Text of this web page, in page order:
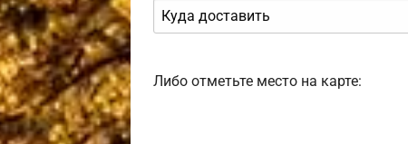
Либо отметьте место на карте: